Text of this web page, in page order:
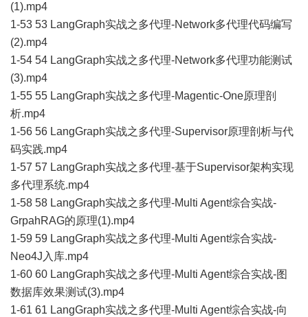
(1).mp4
1-53 53 LangGraph实战之多代理-Network多代理代码编写
(2).mp4
1-54 54 LangGraph实战之多代理-Network多代理功能测试
(3).mp4
1-55 55 LangGraph实战之多代理-Magentic-One原理剖
析.mp4
1-56 56 LangGraph实战之多代理-Supervisor原理剖析与代
码实践.mp4
1-57 57 LangGraph实战之多代理-基于Supervisor架构实现
多代理系统.mp4
1-58 58 LangGraph实战之多代理-Multi Agent综合实战-
GrpahRAG的原理(1).mp4
1-59 59 LangGraph实战之多代理-Multi Agent综合实战-
Neo4J入库.mp4
1-60 60 LangGraph实战之多代理-Multi Agent综合实战-图
数据库效果测试(3).mp4
1-61 61 LangGraph实战之多代理-Multi Agent综合实战-向